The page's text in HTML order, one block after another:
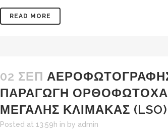
READ MORE
02 ΣΕΠ
ΠΑΡΑΓΩΓΉ
ΜΕΓΆΛΗΣ ΚΛΊΜΑΚΑΣ (LSO)
Posted at 13:59h in by admin